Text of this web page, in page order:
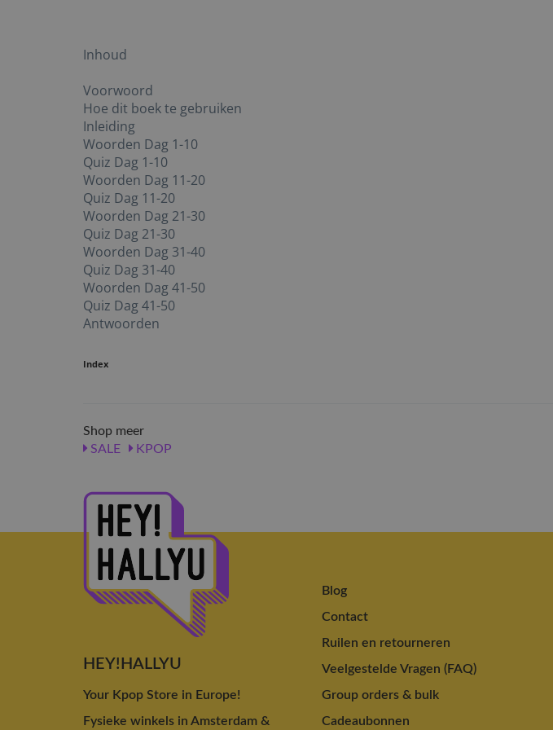
Inhoud
Voorwoord
Hoe dit boek te gebruiken
Inleiding
Woorden Dag 1-10
Quiz Dag 1-10
Woorden Dag 11-20
Quiz Dag 11-20
Woorden Dag 21-30
Quiz Dag 21-30
Woorden Dag 31-40
Quiz Dag 31-40
Woorden Dag 41-50
Quiz Dag 41-50
Antwoorden
Index
Shop meer
SALE
KPOP
HEY!HALLYU
Your Kpop Store in Europe!
Fysieke winkels in Amsterdam &
Blog
Contact
Ruilen en retourneren
Veelgestelde Vragen (FAQ)
Group orders & bulk
Cadeaubonnen